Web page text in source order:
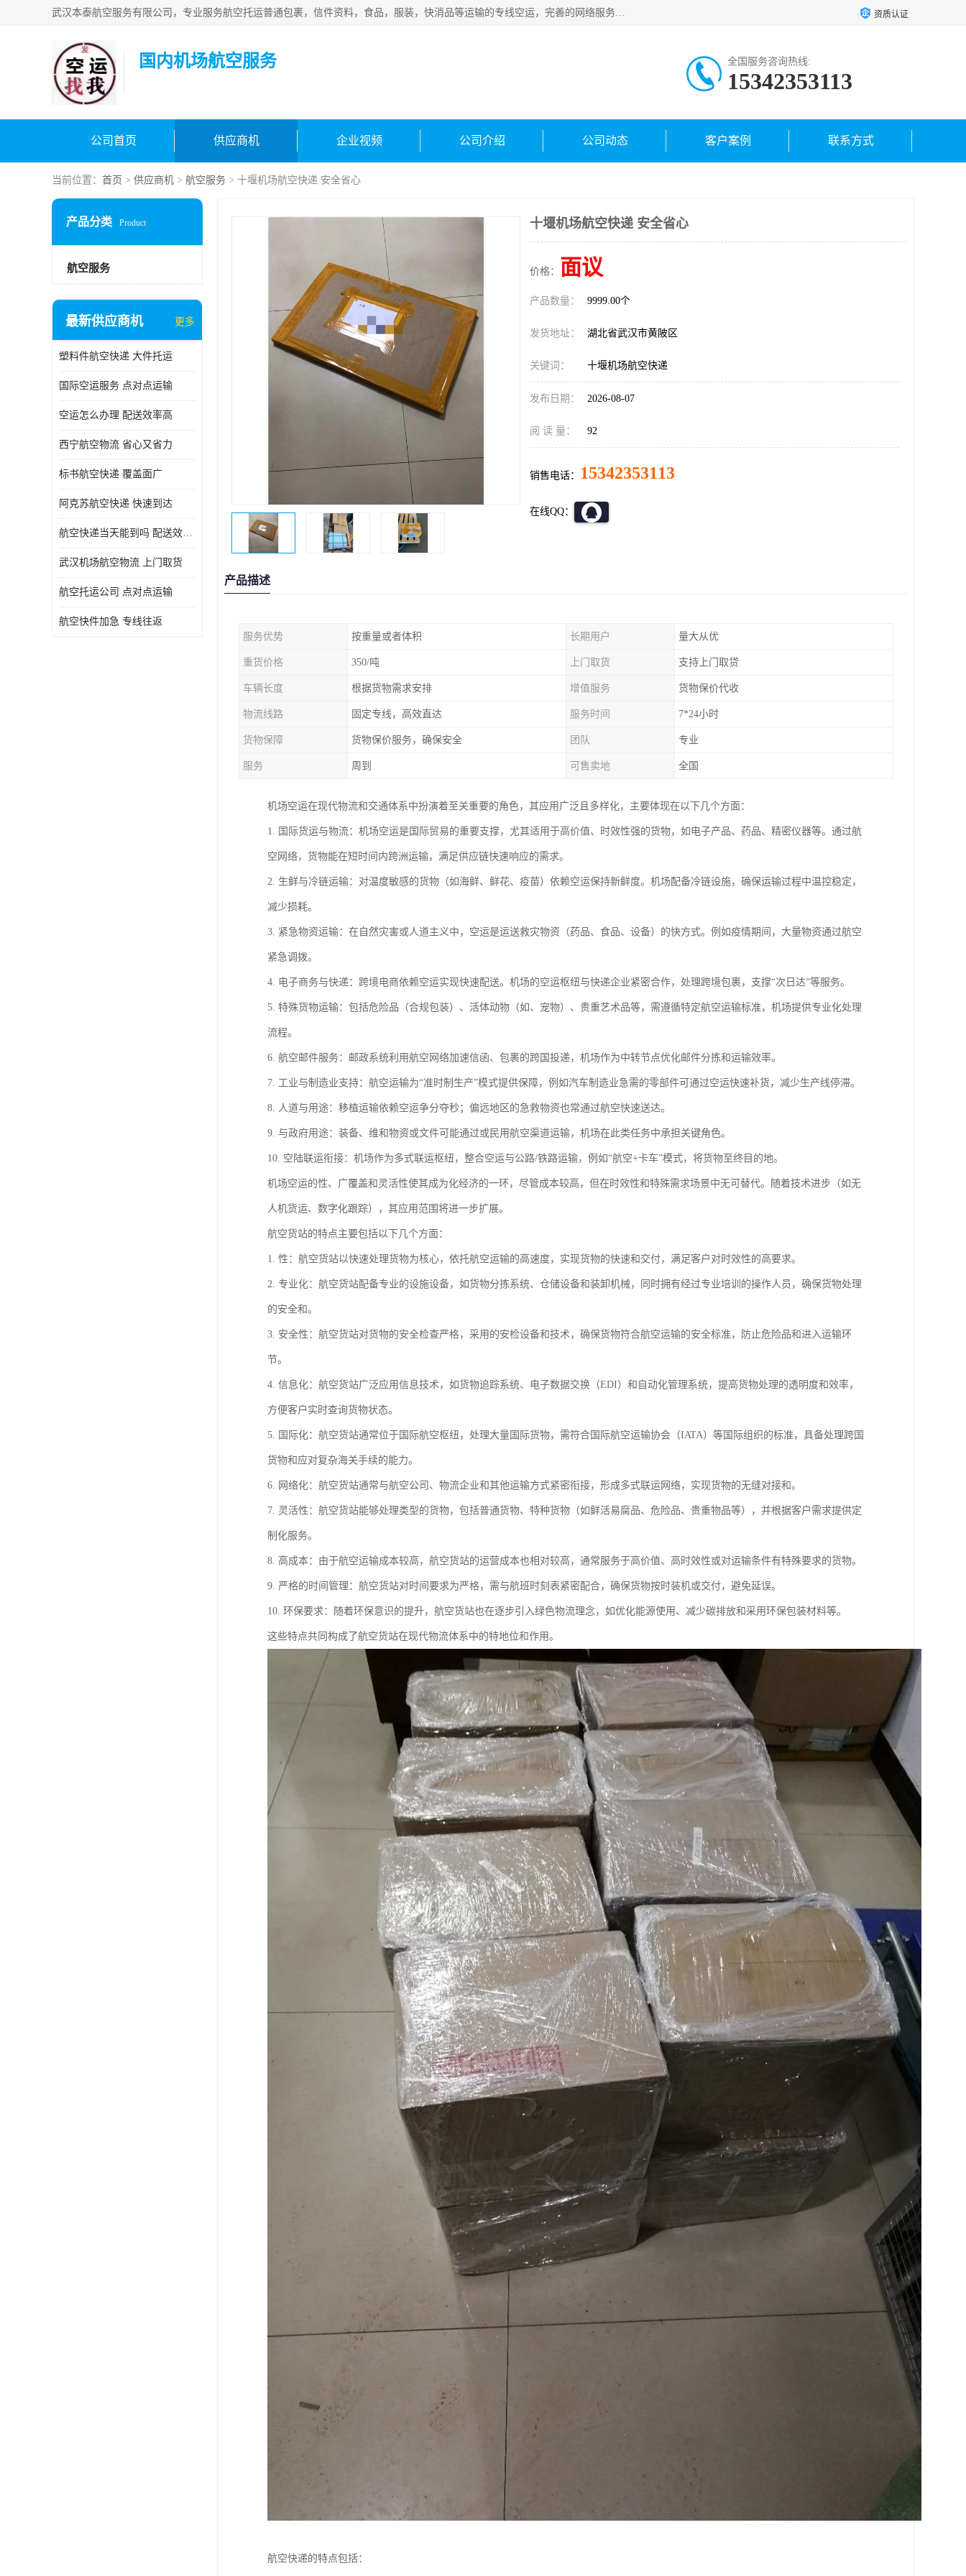
武汉本泰航空服务有限公司，专业服务航空托运普通包裹，信件资料，食品，服装，快消品等运输的专线空运，完善的网络服务确保为客户提供准确、*、安全的“门对门”服务，本着“诚信为本、精诚合作”的服务宗旨.“以安全运输为保障，以运价合理要求市场”的经营理念。武汉机场货运、武汉航空物流、武汉空运、武汉天河国际机场东方、南方、国际航空、机场空运业务覆盖国内二三线机场城市，如：武汉-敦煌、武汉-柳州等 资质认证
国内机场航空服务 全国服务咨询热线:
15342353113
公司首页 供应商机 企业视频 公司介绍 公司动态 客户案例 联系方式
当前位置： 首页 > 供应商机 > 航空服务 > 十堰机场航空快递 安全省心
产品分类 Product
航空服务
最新供应商机 更多
塑料件航空快递 大件托运
国际空运服务 点对点运输
空运怎么办理 配送效率高
西宁航空物流 省心又省力
标书航空快递 覆盖面广
阿克苏航空快递 快速到达
航空快递当天能到吗 配送效率高
武汉机场航空物流 上门取货
航空托运公司 点对点运输
航空快件加急 专线往返
十堰机场航空快递 安全省心
价格： 面议
产品数量： 9999.00个
发货地址： 湖北省武汉市黄陂区
关键词： 十堰机场航空快递
发布日期： 2026-08-07
阅 读 量： 92
销售电话： 15342353113
在线QQ：
产品描述
服务优势 按重量或者体积 长期用户 量大从优
重货价格 350/吨 上门取货 支持上门取贷
车辆长度 根据货物需求安排 增值服务 货物保价代收
物流线路 固定专线，高效直达 服务时间 7*24小时
货物保障 货物保价服务，确保安全 团队 专业
服务 周到 可售卖地 全国
机场空运在现代物流和交通体系中扮演着至关重要的角色，其应用广泛且多样化，主要体现在以下几个方面：
1. 国际货运与物流：机场空运是国际贸易的重要支撑，尤其适用于高价值、时效性强的货物，如电子产品、药品、精密仪器等。通过航
空网络，货物能在短时间内跨洲运输，满足供应链快速响应的需求。
2. 生鲜与冷链运输：对温度敏感的货物（如海鲜、鲜花、疫苗）依赖空运保持新鲜度。机场配备冷链设施，确保运输过程中温控稳定，
减少损耗。
3. 紧急物资运输：在自然灾害或人道主义中，空运是运送救灾物资（药品、食品、设备）的快方式。例如疫情期间，大量物资通过航空
紧急调拨。
4. 电子商务与快递：跨境电商依赖空运实现快速配送。机场的空运枢纽与快递企业紧密合作，处理跨境包裹，支撑“次日达”等服务。
5. 特殊货物运输：包括危险品（合规包装）、活体动物（如、宠物）、贵重艺术品等，需遵循特定航空运输标准，机场提供专业化处理
流程。
6. 航空邮件服务：邮政系统利用航空网络加速信函、包裹的跨国投递，机场作为中转节点优化邮件分拣和运输效率。
7. 工业与制造业支持：航空运输为“准时制生产”模式提供保障，例如汽车制造业急需的零部件可通过空运快速补货，减少生产线停滞。
8. 人道与用途：移植运输依赖空运争分夺秒；偏远地区的急救物资也常通过航空快速送达。
9. 与政府用途：装备、维和物资或文件可能通过或民用航空渠道运输，机场在此类任务中承担关键角色。
10. 空陆联运衔接：机场作为多式联运枢纽，整合空运与公路/铁路运输，例如“航空+卡车”模式，将货物至终目的地。
机场空运的性、广覆盖和灵活性使其成为化经济的一环，尽管成本较高，但在时效性和特殊需求场景中无可替代。随着技术进步（如无
人机货运、数字化跟踪），其应用范围将进一步扩展。
航空货站的特点主要包括以下几个方面：
1. 性：航空货站以快速处理货物为核心，依托航空运输的高速度，实现货物的快速和交付，满足客户对时效性的高要求。
2. 专业化：航空货站配备专业的设施设备，如货物分拣系统、仓储设备和装卸机械，同时拥有经过专业培训的操作人员，确保货物处理
的安全和。
3. 安全性：航空货站对货物的安全检查严格，采用的安检设备和技术，确保货物符合航空运输的安全标准，防止危险品和进入运输环
节。
4. 信息化：航空货站广泛应用信息技术，如货物追踪系统、电子数据交换（EDI）和自动化管理系统，提高货物处理的透明度和效率，
方便客户实时查询货物状态。
5. 国际化：航空货站通常位于国际航空枢纽，处理大量国际货物，需符合国际航空运输协会（IATA）等国际组织的标准，具备处理跨国
货物和应对复杂海关手续的能力。
6. 网络化：航空货站通常与航空公司、物流企业和其他运输方式紧密衔接，形成多式联运网络，实现货物的无缝对接和。
7. 灵活性：航空货站能够处理类型的货物，包括普通货物、特种货物（如鲜活易腐品、危险品、贵重物品等），并根据客户需求提供定
制化服务。
8. 高成本：由于航空运输成本较高，航空货站的运营成本也相对较高，通常服务于高价值、高时效性或对运输条件有特殊要求的货物。
9. 严格的时间管理：航空货站对时间要求为严格，需与航班时刻表紧密配合，确保货物按时装机或交付，避免延误。
10. 环保要求：随着环保意识的提升，航空货站也在逐步引入绿色物流理念，如优化能源使用、减少碳排放和采用环保包装材料等。
这些特点共同构成了航空货站在现代物流体系中的特地位和作用。
航空快递的特点包括：